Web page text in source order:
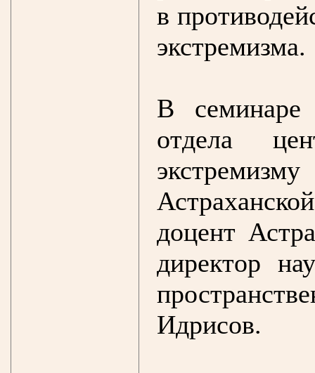
в
экстремизма.
В семинаре
отдела
доцент
директор
Идрисов.